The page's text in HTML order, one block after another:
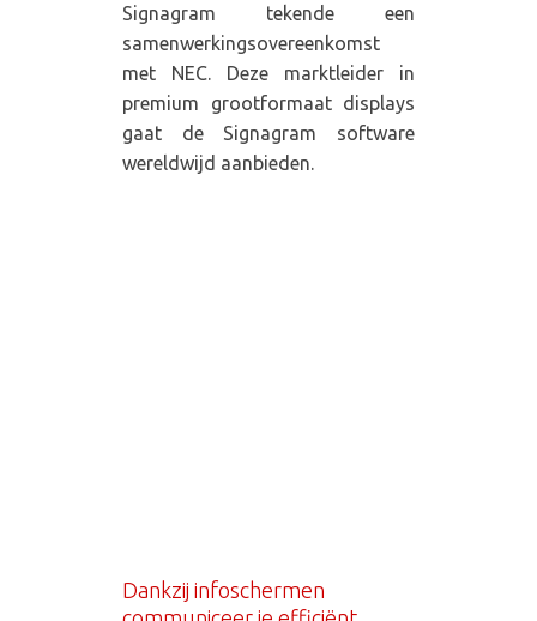
Signagram tekende een
samenwerkingsovereenkomst
met NEC. Deze marktleider in
premium grootformaat displays
gaat de Signagram software
wereldwijd aanbieden.
Dankzij infoschermen